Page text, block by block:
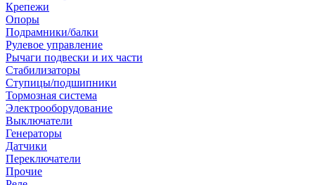
Крепежи
Опоры
Подрамники/балки
Рулевое управление
Рычаги подвески и их части
Стабилизаторы
Ступицы/подшипники
Тормозная система
Электрооборудование
Выключатели
Генераторы
Датчики
Переключатели
Прочие